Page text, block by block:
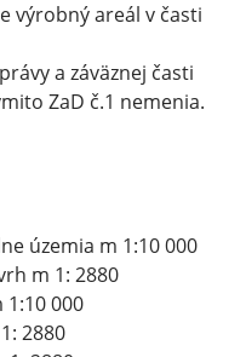
výrobný areál v časti
a záväznej časti
ZaD č.1 nemenia.
územia m 1:10 000
m 1: 2880
000
2880